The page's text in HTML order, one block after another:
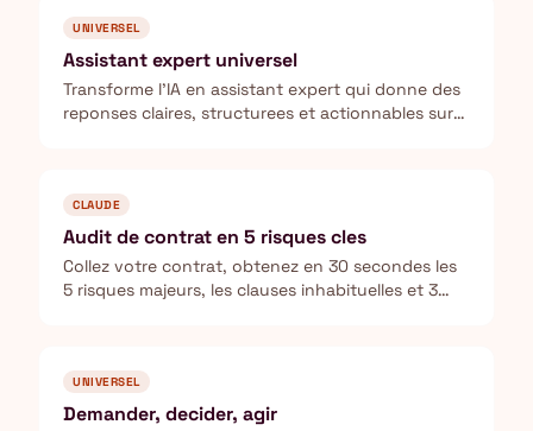
UNIVERSEL
Assistant expert universel
Transforme l'IA en assistant expert qui donne des
reponses claires, structurees et actionnables sur
CLAUDE
Audit de contrat en 5 risques cles
Collez votre contrat, obtenez en 30 secondes les
5 risques majeurs, les clauses inhabituelles et 3
UNIVERSEL
Demander, decider, agir